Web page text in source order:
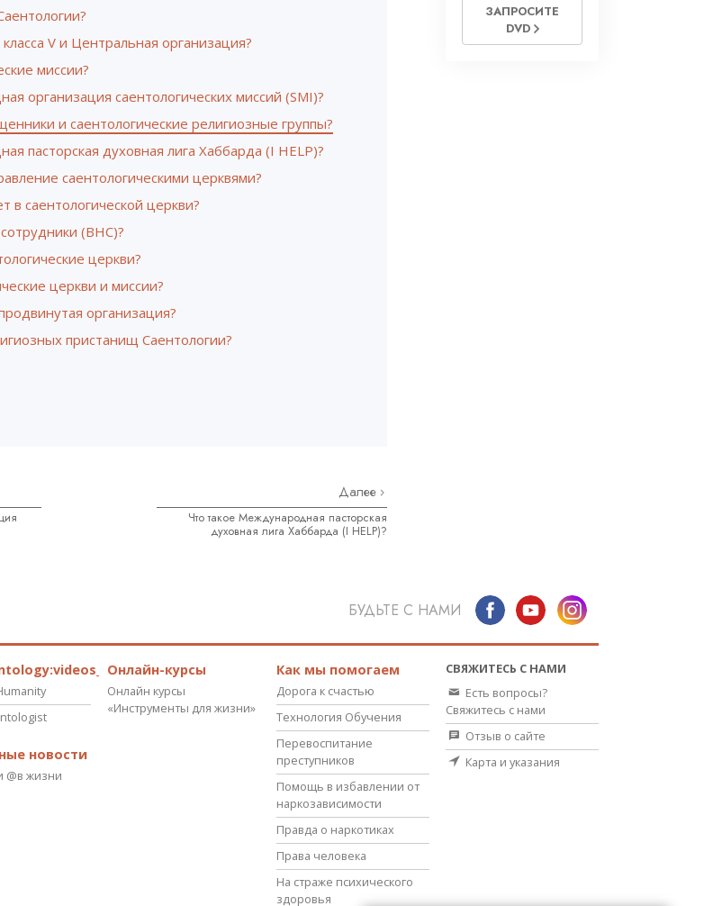
V и Центральная организация?
миссии?
организация саентологических миссий (SMI)?
и саентологические религиозные группы?
пасторская духовная лига Хаббарда (I HELP)?
саентологическими церквями?
в cаентологической церкви?
(ВНС)?
церкви?
церкви и миссии?
организация?
пристанищ Саентологии?
Далее
Что такое Международная пасторская
духовная лига Хаббарда (I HELP)?
ЗАПРОСИТЕ
DVD
БУДЬТЕ С НАМИ
новости
@в жизни
Онлайн-курсы
Онлайн курсы
«Инструменты для жизни»
Как мы помогаем
Дорога к счастью
Технология Обучения
Перевоспитание
преступников
Помощь в избавлении от
наркозависимости
Правда о наркотиках
Права человека
На страже психического
здоровья
СВЯЖИТЕСЬ С НАМИ
Есть вопросы?
Свяжитесь с нами
Отзыв о сайте
Карта и указания